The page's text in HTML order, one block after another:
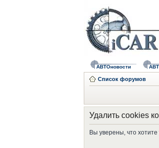
АВТОновости
Список форумов
Удалить cookies
Вы уверены, что